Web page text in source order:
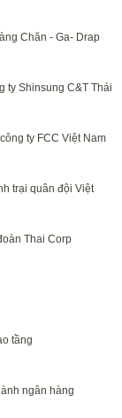
Chăn - Ga- Drap
ty Shinsung C&T Thái
ty FCC Việt Nam
trại quân đội Việt
Thai Corp
tầng
ngân hàng